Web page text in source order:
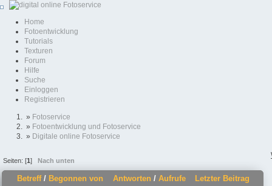
Home
Fotoentwicklung
Tutorials
Texturen
Forum
Hilfe
Suche
Einloggen
Registrieren
» Fotoservice
» Fotoentwicklung und Fotoservice
» Digitale online Fotoservice
Seiten: [1] Nach unten
Betreff/ Begonnen von Antworten / Aufrufe
Letzter Beitrag